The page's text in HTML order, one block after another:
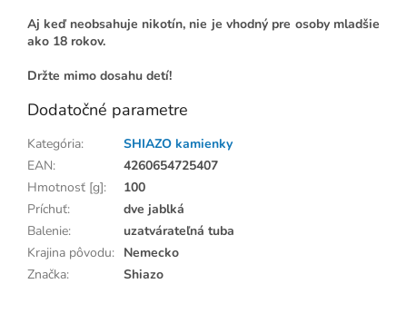
Aj keď neobsahuje nikotín, nie je vhodný pre osoby mladšie
ako 18 rokov.
Držte mimo dosahu detí!
Dodatočné parametre
Kategória:
SHIAZO kamienky
EAN:
4260654725407
Hmotnosť [g]:
100
Príchuť:
dve jablká
Balenie:
uzatvárateľná tuba
Krajina pôvodu: Nemecko
Značka: Shiazo